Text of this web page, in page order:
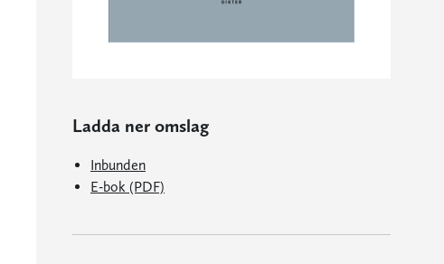
Ladda ner omslag
Inbunden
E-bok (PDF)